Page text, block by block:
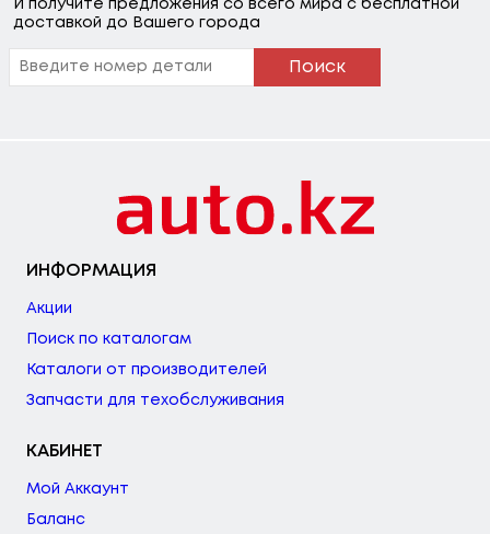
И получите предложения со всего мира с бесплатной
доставкой до Вашего города
Поиск
ИНФОРМАЦИЯ
Акции
Поиск по каталогам
Каталоги от производителей
Запчасти для техобслуживания
КАБИНЕТ
Мой Аккаунт
Баланс